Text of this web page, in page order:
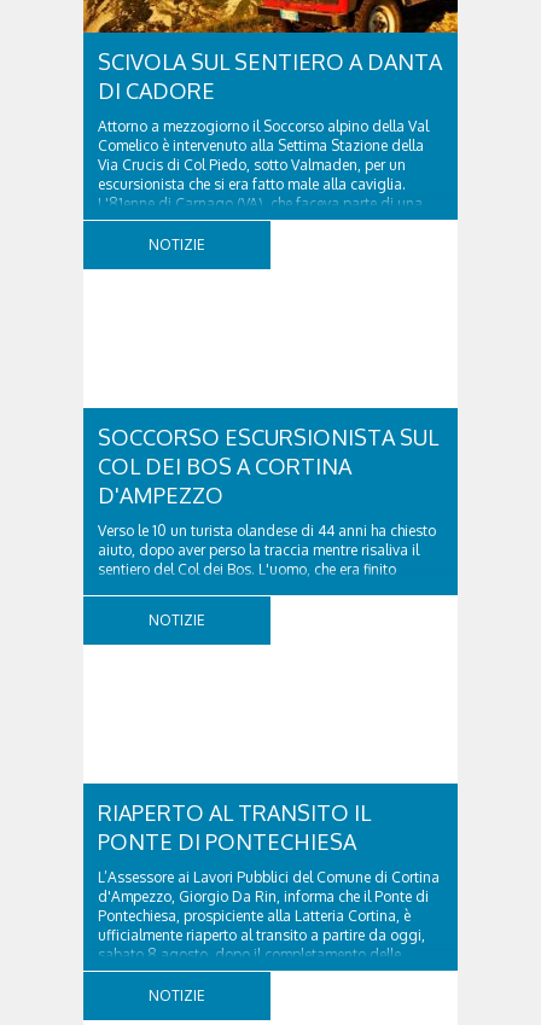
SCIVOLA SUL SENTIERO A DANTA
DI CADORE
Attorno a mezzogiorno il Soccorso alpino della Val
Comelico è intervenuto alla Settima Stazione della
Via Crucis di Col Piedo, sotto Valmaden, per un
escursionista che si era fatto male alla caviglia.
L'81enne di Carnago (VA), che faceva parte di una
comitiva e aveva riportato un trauma...
NOTIZIE
SOCCORSO ESCURSIONISTA SUL
COL DEI BOS A CORTINA
D'AMPEZZO
Verso le 10 un turista olandese di 44 anni ha chiesto
aiuto, dopo aver perso la traccia mentre risaliva il
sentiero del Col dei Bos. L'uomo, che era finito
Torri del Falzarego, era...
NOTIZIE
RIAPERTO AL TRANSITO IL
PONTE DI PONTECHIESA
L’Assessore ai Lavori Pubblici del Comune di Cortina
d'Ampezzo, Giorgio Da Rin, informa che il Ponte di
Pontechiesa, prospiciente alla Latteria Cortina, è
ufficialmente riaperto al transito a partire da oggi,
sabato 8 agosto, dopo il completamento delle
verifiche e il positivo collaudo...
NOTIZIE